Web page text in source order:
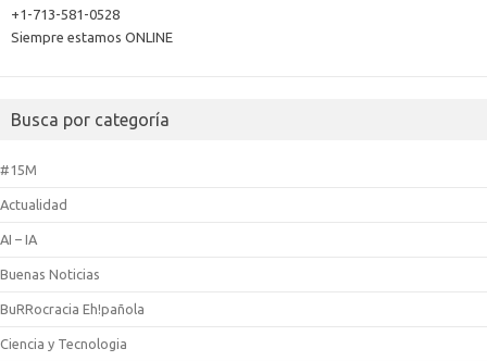
+1-713-581-0528
Siempre estamos ONLINE
Busca por categoría
#15M
Actualidad
AI – IA
Buenas Noticias
BuRRocracia Eh!pañola
Ciencia y Tecnologia